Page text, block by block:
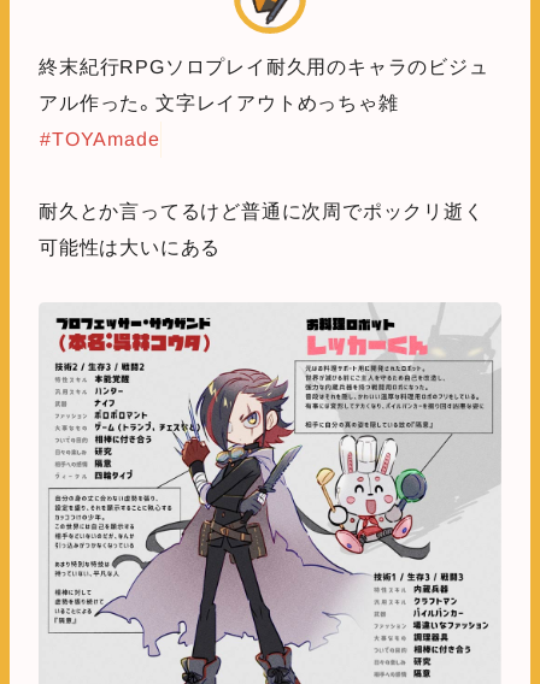
終末紀行RPGソロプレイ耐久用のキャラのビジュ
アル作った。文字レイアウトめっちゃ雑
#TOYAmade
耐久とか言ってるけど普通に次周でポックリ逝く
可能性は大いにある